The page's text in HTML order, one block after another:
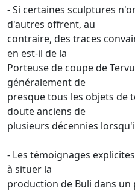
- Si certaines sculptures
d'autres offrent, au
contraire, des traces
en est-il de la
Porteuse de coupe de
généralement de
presque tous les objets de
doute anciens de
plusieurs décennies
- Les témoignages
à situer la
production de Buli dans